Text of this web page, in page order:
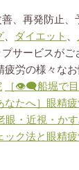
、再発防止
ダイエット
サービスが
疲労の様々な
［👁️‍🗨️船堀で目
たへ］眼精
・近視・か
ック法と眼精